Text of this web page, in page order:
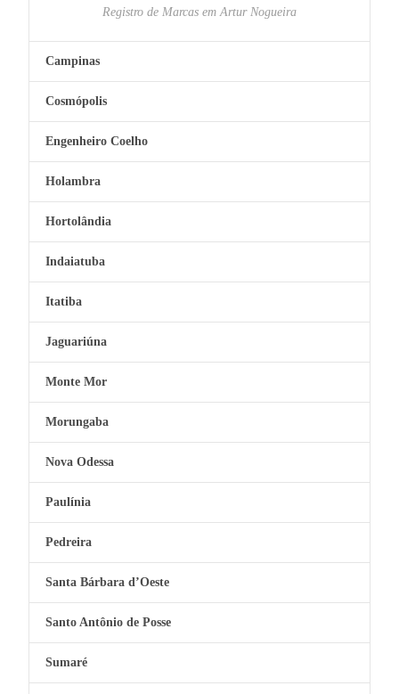
Registro de Marcas em Artur Nogueira
Campinas
Cosmópolis
Engenheiro Coelho
Holambra
Hortolândia
Indaiatuba
Itatiba
Jaguariúna
Monte Mor
Morungaba
Nova Odessa
Paulínia
Pedreira
Santa Bárbara d’Oeste
Santo Antônio de Posse
Sumaré